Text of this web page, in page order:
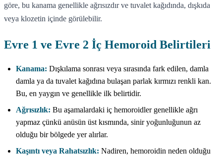
göre, bu kanama genellikle ağrısızdır ve tuvalet kağıdında, dışkıda
veya klozetin içinde görülebilir.
Evre 1 ve Evre 2 İç Hemoroid Belirtileri
Kanama: Dışkılama sonrası veya sırasında fark edilen, damla
damla ya da tuvalet kağıdına bulaşan parlak kırmızı renkli kan.
Bu, en yaygın ve genellikle ilk belirtidir.
Ağrısızlık: Bu aşamalardaki iç hemoroidler genellikle ağrı
yapmaz çünkü anüsün üst kısmında, sinir yoğunluğunun az
olduğu bir bölgede yer alırlar.
Kaşıntı veya Rahatsızlık: Nadiren, hemoroidin neden olduğu